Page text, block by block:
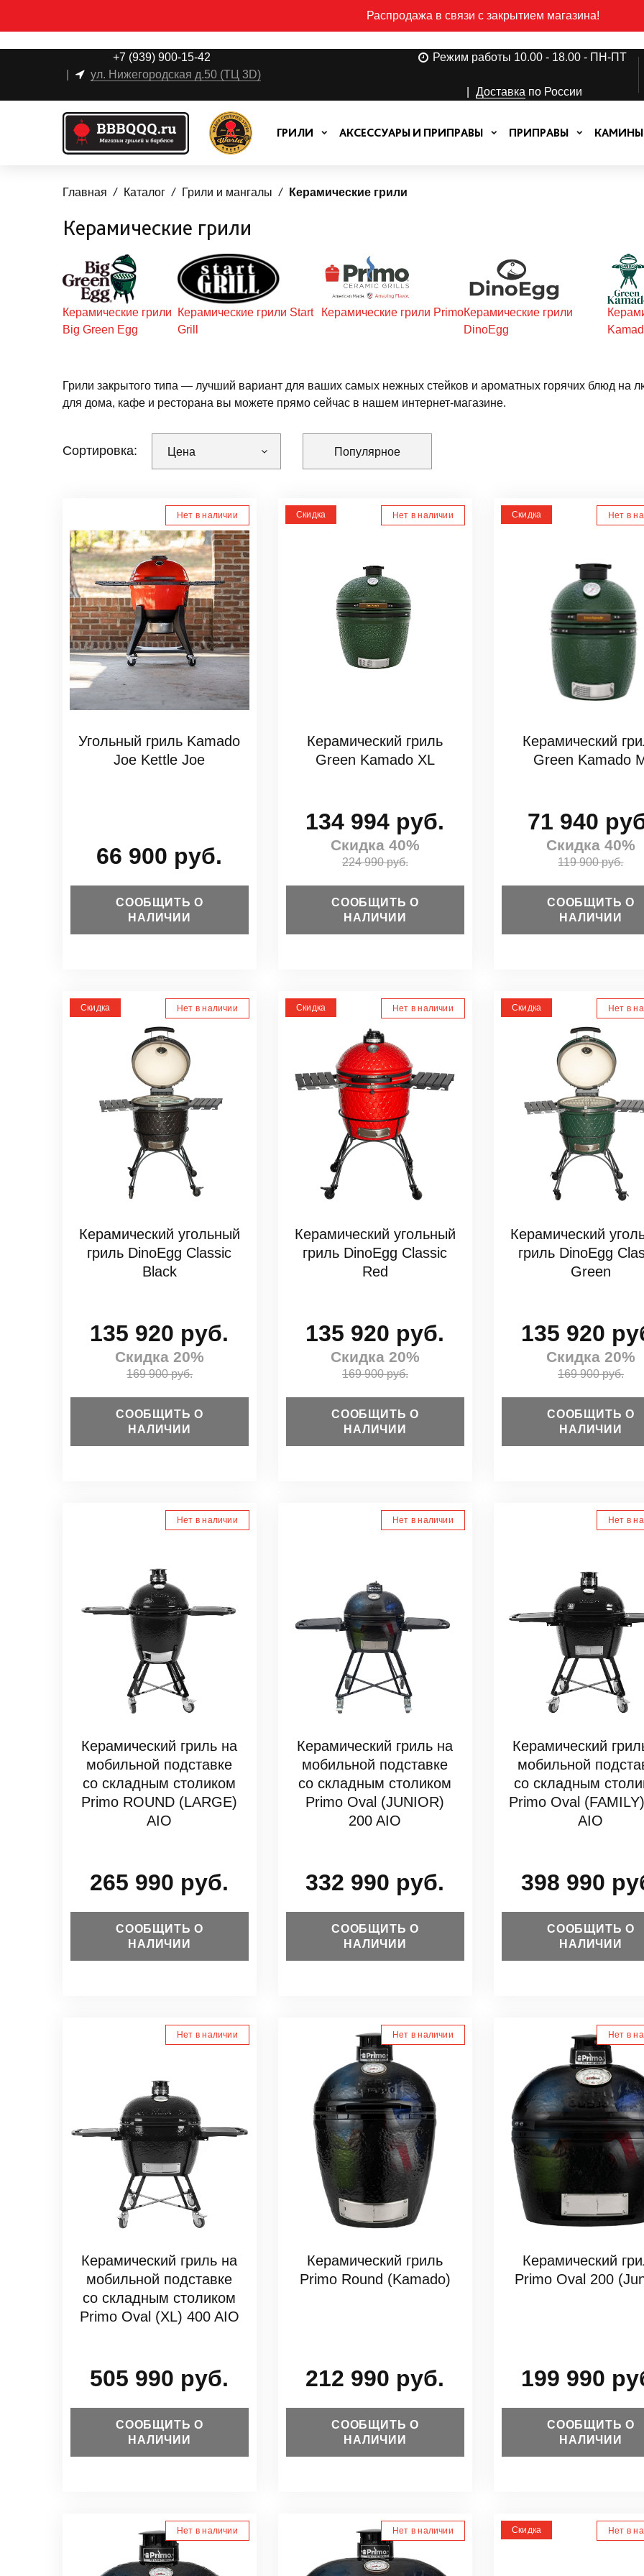
Распродажа в связи с закрытием магазина!
+7 (939) 900-15-42
ул. Нижегородская д.50 (ТЦ 3D)
Режим работы 10.00 - 18.00 - ПН-ПТ
Доставка по России
ГРИЛИ АКСЕССУАРЫ И ПРИПРАВЫ ПРИПРАВЫ КАМИНЫ
Главная Каталог Грили и мангалы Керамические грили
Керамические грили
Керамические грили
Big Green Egg
Керамические грили Start
Grill
Керамические грили PrimoКерамические грили
DinoEgg
Грили закрытого типа — лучший вариант для ваших самых нежных стейков и ароматных горячих блюд на
для дома, кафе и ресторана вы можете прямо сейчас в нашем интернет-магазине.
Сортировка: Цена Популярное
Нет в наличии
Угольный гриль Kamado
Joe Kettle Joe
66 900 руб.
СООБЩИТЬ О
НАЛИЧИИ
Скидка Нет в наличии
Керамический гриль
Green Kamado XL
134 994 руб.
Скидка 40%
224 990 руб.
СООБЩИТЬ О
НАЛИЧИИ
Скидка Нет в
Керамический
Green Kamado
71 940
Скидка 40%
119 900 руб.
СООБЩИТЬ О
НАЛИЧИИ
Скидка Нет в наличии
Керамический угольный
гриль DinoEgg Classic
Black
135 920 руб.
Скидка 20%
169 900 руб.
СООБЩИТЬ О
НАЛИЧИИ
Скидка Нет в наличии
Керамический угольный
гриль DinoEgg Classic
Red
135 920 руб.
Скидка 20%
169 900 руб.
СООБЩИТЬ О
НАЛИЧИИ
Скидка Нет в
Керамический
гриль DinoEgg
Green
135 920
Скидка 20%
169 900 руб.
СООБЩИТЬ О
НАЛИЧИИ
Нет в наличии
Керамический гриль на
мобильной подставке
со складным столиком
Primo ROUND (LARGE)
AIO
265 990 руб.
СООБЩИТЬ О
НАЛИЧИИ
Нет в наличии
Керамический гриль на
мобильной подставке
со складным столиком
Primo Oval (JUNIOR)
200 AIO
332 990 руб.
СООБЩИТЬ О
НАЛИЧИИ
Нет в
Керамический
мобильной
со складным
Primo Oval
AIO
398 990
СООБЩИТЬ О
НАЛИЧИИ
Нет в наличии
Керамический гриль на
мобильной подставке
со складным столиком
Primo Oval (XL) 400 AIO
505 990 руб.
СООБЩИТЬ О
НАЛИЧИИ
Нет в наличии
Керамический гриль
Primo Round (Kamado)
212 990 руб.
СООБЩИТЬ О
НАЛИЧИИ
Нет в
Керамический
Primo Oval 200
199 990
СООБЩИТЬ О
НАЛИЧИИ
Нет в наличии Нет в наличии Скидка Нет в